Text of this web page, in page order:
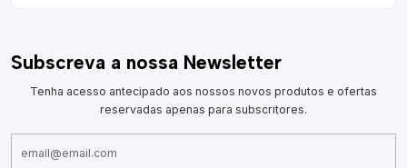
Subscreva a nossa Newsletter
Tenha acesso antecipado aos nossos novos produtos e ofertas
reservadas apenas para subscritores.